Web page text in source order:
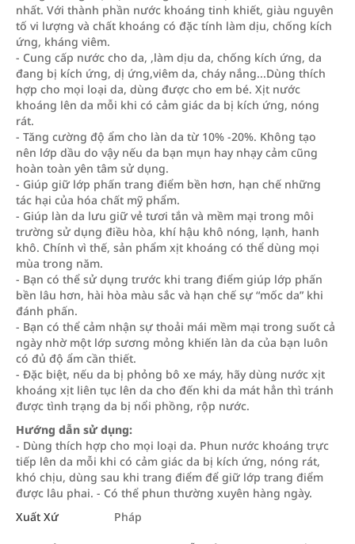
nhất. Với thành phần nước khoáng tinh khiết, giàu nguyên
tố vi lượng và chất khoáng có đặc tính làm dịu, chống kích
ứng, kháng viêm.
- Cung cấp nước cho da, ,làm dịu da, chống kích ứng, da
đang bị kích ứng, dị ứng,viêm da, cháy nắng...Dùng thích
hợp cho mọi loại da, dùng được cho em bé. Xịt nước
khoáng lên da mỗi khi có cảm giác da bị kích ứng, nóng
rát.
- Tăng cường độ ẩm cho làn da từ 10% -20%. Không tạo
nên lớp dầu do vậy nếu da bạn mụn hay nhạy cảm cũng
hoàn toàn yên tâm sử dụng.
- Giúp giữ lớp phấn trang điểm bền hơn, hạn chế những
tác hại của hóa chất mỹ phẩm.
- Giúp làn da lưu giữ vẻ tươi tắn và mềm mại trong môi
trường sử dụng điều hòa, khí hậu khô nóng, lạnh, hanh
khô. Chính vì thế, sản phẩm xịt khoáng có thể dùng mọi
mùa trong năm.
- Bạn có thể sử dụng trước khi trang điểm giúp lớp phấn
bền lâu hơn, hài hòa màu sắc và hạn chế sự “mốc da” khi
đánh phấn.
- Bạn có thể cảm nhận sự thoải mái mềm mại trong suốt cả
ngày nhờ một lớp sương mỏng khiến làn da của bạn luôn
có đủ độ ẩm cần thiết.
- Đặc biệt, nếu da bị phỏng bô xe máy, hãy dùng nước xịt
khoáng xịt liên tục lên da cho đến khi da mát hẳn thì tránh
được tình trạng da bị nổi phồng, rộp nước.
Hướng dẫn sử dụng:
- Dùng thích hợp cho mọi loại da. Phun nước khoáng trực
tiếp lên da mỗi khi có cảm giác da bị kích ứng, nóng rát,
khó chịu, dùng sau khi trang điểm để giữ lớp trang điểm
được lâu phai. - Có thể phun thường xuyên hàng ngày.
Xuất Xứ
Pháp